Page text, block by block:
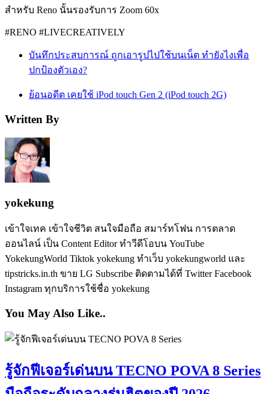
สำหรับ Reno นั้นรองรับการ Zoom 60x
#RENO #LIVECREATIVELY
บันทึกประสบการณ์ ถูกเอารูปไปใช้บนเน็ต ทำยังไงเพื่อ
ปกป้องตัวเอง?
ย้อนอดีต เคยใช้ iPod touch Gen 2 (iPod touch 2G)
Written By
yokekung
เข้าใจเทค เข้าใจชีวิต สนใจมือถือ สมาร์ทโฟน การตลาด
ออนไลน์ เป็น Content Editor ทำวีดีโอบน YouTube
YokekungWorld Tiktok yokekung ทำเว็บ yokekungworld และ
tipstricks.in.th ขาย LG Subscribe ติดตามได้ที่ Twitter Facebook
Instagram ทุกบริการใช้ชื่อ yokekung
You May Also Like..
รู้จักฟีเจอร์เด่นบน TECNO POVA 8 Series